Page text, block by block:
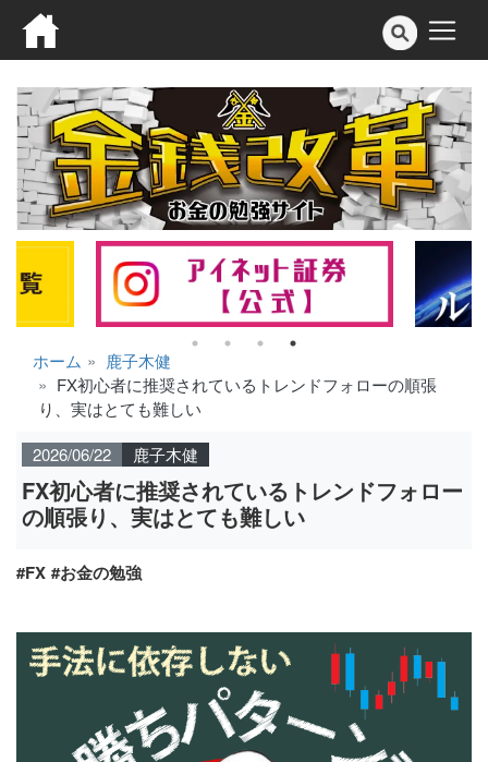
ホーム
鹿子木健
FX初心者に推奨されているトレンドフォローの順張
り、実はとても難しい
2026/06/22
鹿子木健
FX初心者に推奨されているトレンドフォロー
の順張り、実はとても難しい
#FX #お金の勉強